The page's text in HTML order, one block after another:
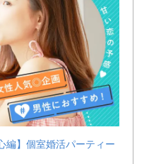
編】個室婚活パーティー